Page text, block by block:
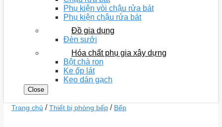
Phụ kiện vòi chậu rửa bát
Phụ kiện chậu rửa bát
Đồ gia dụng
Đèn sưởi
Hóa chất phụ gia xây dựng
Bột chà ron
Ke ốp lát
Keo dán gạch
Close
Trang chủ / Thiết bị phòng bếp / Bếp